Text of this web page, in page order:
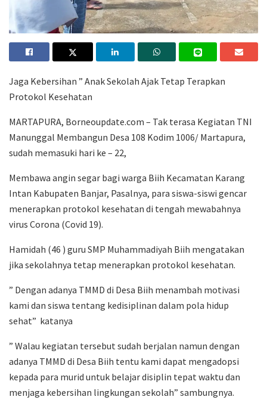
Jaga Kebersihan ” Anak Sekolah Ajak Tetap Terapkan
Protokol Kesehatan
MARTAPURA, Borneoupdate.com – Tak terasa Kegiatan TNI
Manunggal Membangun Desa 108 Kodim 1006/ Martapura,
sudah memasuki hari ke – 22,
Membawa angin segar bagi warga Biih Kecamatan Karang
Intan Kabupaten Banjar, Pasalnya, para siswa-siswi gencar
menerapkan protokol kesehatan di tengah mewabahnya
virus Corona (Covid 19).
Hamidah (46 ) guru SMP Muhammadiyah Biih mengatakan
jika sekolahnya tetap menerapkan protokol kesehatan.
” Dengan adanya TMMD di Desa Biih menambah motivasi
kami dan siswa tentang kedisiplinan dalam pola hidup
sehat” katanya
” Walau kegiatan tersebut sudah berjalan namun dengan
adanya TMMD di Desa Biih tentu kami dapat mengadopsi
kepada para murid untuk belajar disiplin tepat waktu dan
menjaga kebersihan lingkungan sekolah” sambungnya.